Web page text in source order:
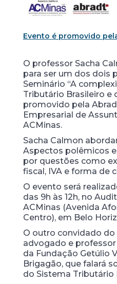
Evento é promovido
O professor Sacha
para ser um dos dois
Seminário “A
Tributário Brasileiro e
promovido pela
Empresarial de
ACMinas.
Sacha Calmon
Aspectos polêmicos
por questões como
fiscal, IVA e forma de
O evento será
das 9h às 12h, no
ACMinas (Avenida
Centro), em Belo
O outro convidado do
advogado e
da Fundação Getúlio
Brigagão, que falará
do Sistema Tributário